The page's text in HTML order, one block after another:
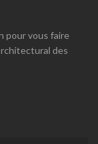
pour vous faire
des